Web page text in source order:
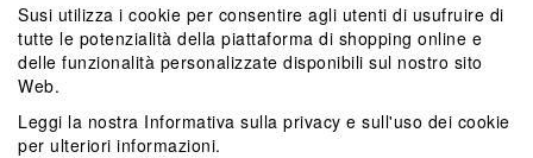
Susi utilizza i cookie per consentire agli utenti di usufruire di
tutte le potenzialità della piattaforma di shopping online e
delle funzionalità personalizzate disponibili sul nostro sito
Web.
Leggi la nostra Informativa sulla privacy e sull'uso dei cookie
per ulteriori informazioni.